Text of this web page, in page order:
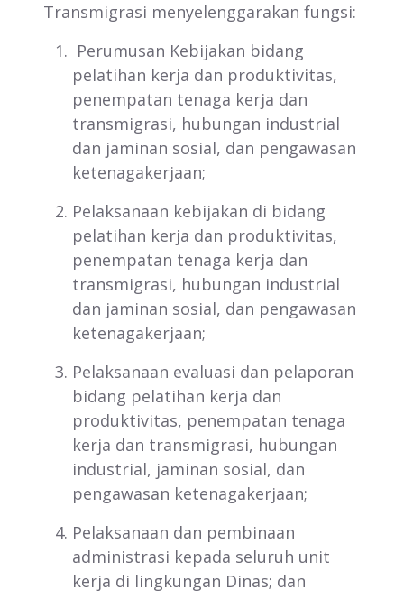
Transmigrasi menyelenggarakan fungsi:
Perumusan Kebijakan bidang
pelatihan kerja dan produktivitas,
penempatan tenaga kerja dan
transmigrasi, hubungan industrial
dan jaminan sosial, dan pengawasan
ketenagakerjaan;
Pelaksanaan kebijakan di bidang
pelatihan kerja dan produktivitas,
penempatan tenaga kerja dan
transmigrasi, hubungan industrial
dan jaminan sosial, dan pengawasan
ketenagakerjaan;
Pelaksanaan evaluasi dan pelaporan
bidang pelatihan kerja dan
produktivitas, penempatan tenaga
kerja dan transmigrasi, hubungan
industrial, jaminan sosial, dan
pengawasan ketenagakerjaan;
Pelaksanaan dan pembinaan
administrasi kepada seluruh unit
kerja di lingkungan Dinas; dan